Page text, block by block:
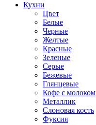
Кухни
Цвет
Белые
Черные
Желтые
Красные
Зеленые
Серые
Бежевые
Глянцевые
Кофе с молоком
Металлик
Слоновая кость
Фуксия